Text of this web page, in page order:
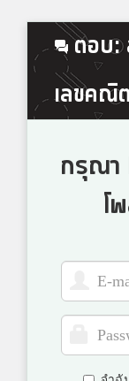
ตอบ:
เลขคณิ
กรุณา
โ